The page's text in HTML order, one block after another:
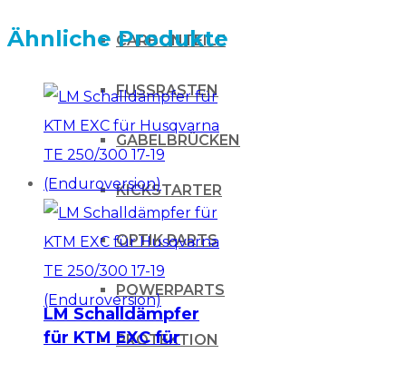
CARBONTEILE
FUSSRASTEN
GABELBRÜCKEN
KICKSTARTER
OPTIK PARTS
POWERPARTS
PROTEKTION
Ähnliche Produkte
LM Schalldämpfer
für KTM EXC für